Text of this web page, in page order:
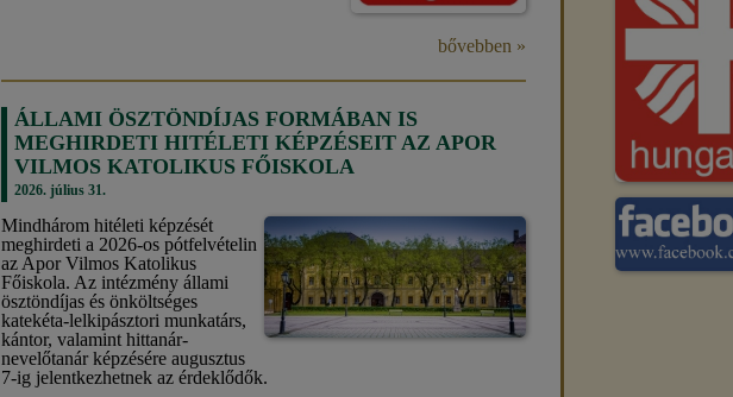
bővebben »
ÁLLAMI ÖSZTÖNDÍJAS FORMÁBAN IS
MEGHIRDETI HITÉLETI KÉPZÉSEIT AZ APOR
VILMOS KATOLIKUS FŐISKOLA
2026. július 31.
Mindhárom hitéleti képzését
meghirdeti a 2026-os pótfelvételin
az Apor Vilmos Katolikus
Főiskola. Az intézmény állami
ösztöndíjas és önköltséges
katekéta-lelkipásztori munkatárs,
kántor, valamint hittanár-
nevelőtanár képzésére augusztus
7-ig jelentkezhetnek az érdeklődők.